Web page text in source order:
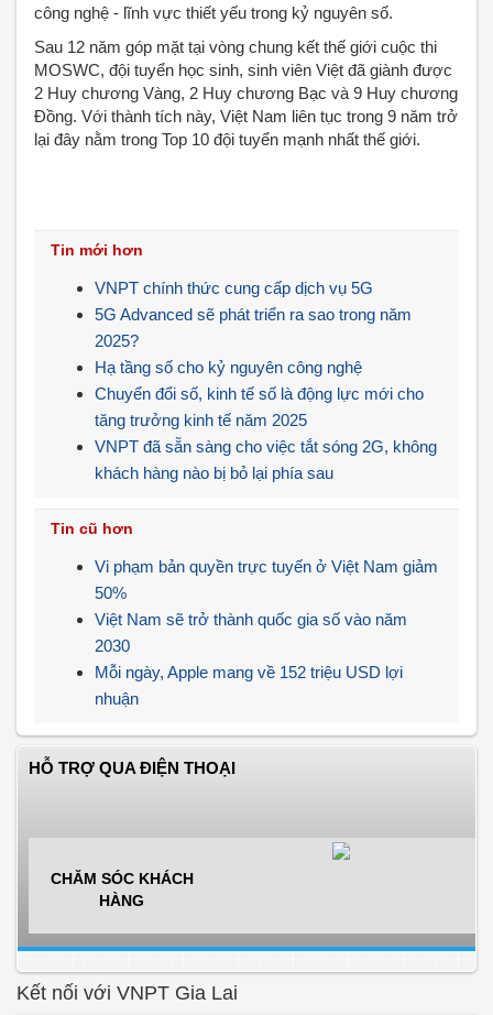
công nghệ - lĩnh vực thiết yếu trong kỷ nguyên số.
Sau 12 năm góp mặt tại vòng chung kết thế giới cuộc thi
MOSWC, đội tuyển học sinh, sinh viên Việt đã giành được
2 Huy chương Vàng, 2 Huy chương Bạc và 9 Huy chương
Đồng. Với thành tích này, Việt Nam liên tục trong 9 năm trở
lại đây nằm trong Top 10 đội tuyển mạnh nhất thế giới.
Tin mới hơn
VNPT chính thức cung cấp dịch vụ 5G
5G Advanced sẽ phát triển ra sao trong năm
2025?
Hạ tầng số cho kỷ nguyên công nghệ
Chuyển đổi số, kinh tế số là động lực mới cho
tăng trưởng kinh tế năm 2025
VNPT đã sẵn sàng cho việc tắt sóng 2G, không
khách hàng nào bị bỏ lại phía sau
Tin cũ hơn
Vi phạm bản quyền trực tuyến ở Việt Nam giảm
50%
Việt Nam sẽ trở thành quốc gia số vào năm
2030
Mỗi ngày, Apple mang về 152 triệu USD lợi
nhuận
HỖ TRỢ QUA ĐIỆN THOẠI
CHĂM SÓC KHÁCH
HÀNG
Kết nối với VNPT Gia Lai